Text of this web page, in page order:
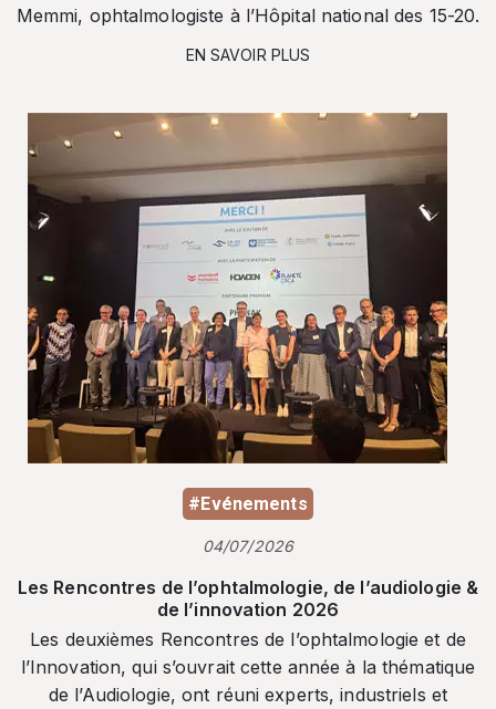
Memmi, ophtalmologiste à l’Hôpital national des 15-20.
EN SAVOIR PLUS
#Evénements
04/07/2026
Les Rencontres de l’ophtalmologie, de l’audiologie &
de l’innovation 2026
Les deuxièmes Rencontres de l’ophtalmologie et de
l’Innovation, qui s’ouvrait cette année à la thématique
de l’Audiologie, ont réuni experts, industriels et